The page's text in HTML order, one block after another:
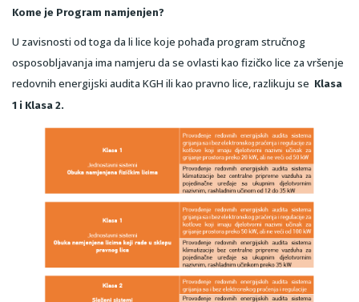
Kome je Program namjenjen?
U zavisnosti od toga da li lice koje pohađa program stručnog
osposobljavanja ima namjeru da se ovlasti kao fizičko lice za vršenje
redovnih energijski audita KGH ili kao pravno lice, razlikuju se Klasa
1 i Klasa 2.